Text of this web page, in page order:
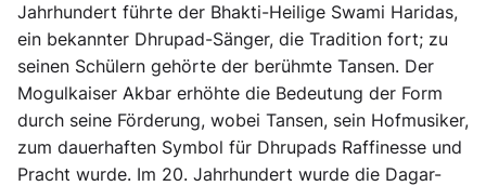
Jahrhundert führte der Bhakti-Heilige Swami Haridas,
ein bekannter Dhrupad-Sänger, die Tradition fort; zu
seinen Schülern gehörte der berühmte Tansen. Der
Mogulkaiser Akbar erhöhte die Bedeutung der Form
durch seine Förderung, wobei Tansen, sein Hofmusiker,
zum dauerhaften Symbol für Dhrupads Raffinesse und
Pracht wurde. Im 20. Jahrhundert wurde die Dagar-